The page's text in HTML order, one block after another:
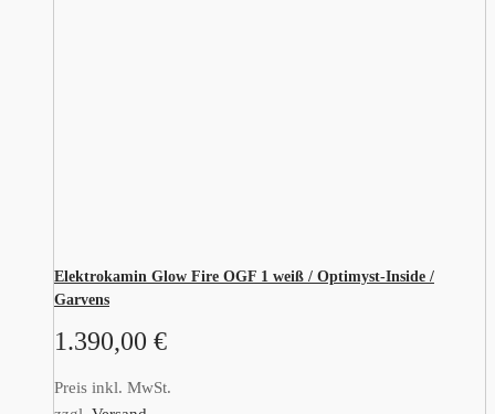
Elektrokamin Glow Fire OGF 1 weiß / Optimyst-Inside /
Garvens
1.390,00 €
Preis inkl. MwSt.